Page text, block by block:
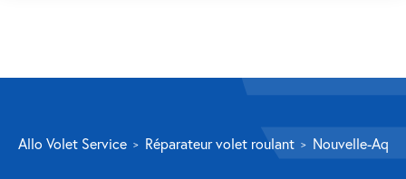
Volet roulant
Allo Volet Service Réparateur volet roulant Nouvelle-